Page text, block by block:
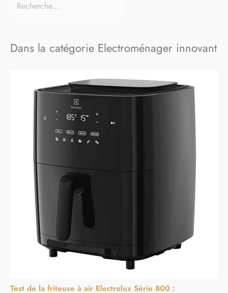
Dans la catégorie Electroménager innovant
Test de la friteuse à air Electrolux Série 800 :